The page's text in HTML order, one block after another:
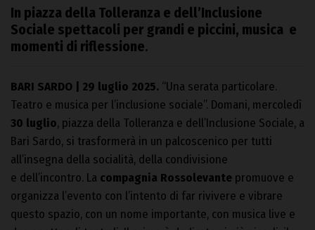
In piazza della Tolleranza e dell’Inclusione
Sociale spettacoli per grandi e piccini, musica e
momenti di riflessione.
BARI SARDO | 29 luglio 2025. “Una serata particolare.
Teatro e musica per l’inclusione sociale”. Domani, mercoledì
30 luglio, piazza della Tolleranza e dell’Inclusione Sociale, a
Bari Sardo, si trasformerà in un palcoscenico per tutti
all’insegna della socialità, della condivisione
e dell’incontro. La compagnia Rossolevante promuove e
organizza l’evento con l’intento di far rivivere e vibrare
questo spazio, con un nome importante, con musica live e